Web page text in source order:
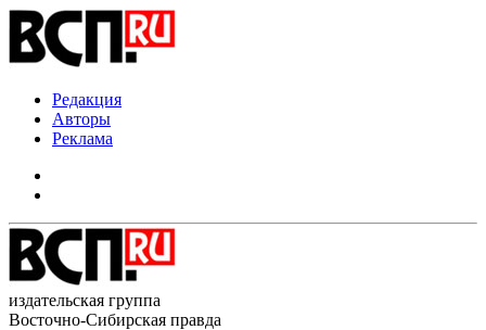
Редакция
Авторы
Реклама
издательская группа
Восточно-Сибирская правда